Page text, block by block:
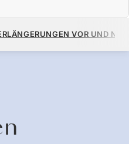
VOR UND